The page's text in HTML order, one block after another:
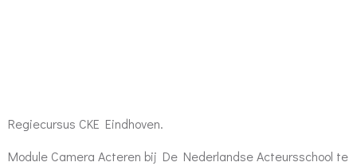
Regiecursus CKE Eindhoven.
Module Camera Acteren bij De Nederlandse Acteursschool te